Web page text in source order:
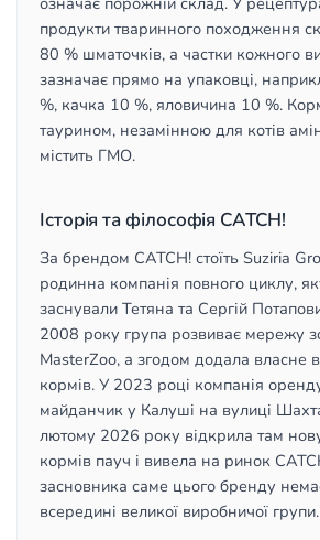
продукти тваринного походження
80 % шматочків, а частки кожного
зазначає прямо на упаковці,
%, качка 10 %, яловичина 10 %.
таурином, незамінною для котів
містить ГМО.
Історія та філософія CATCH!
За брендом CATCH! стоїть Suziria
родинна компанія повного циклу,
заснували Тетяна та Сергій
2008 року група розвиває мережу
MasterZoo, а згодом додала власне
кормів. У 2023 році компанія
майданчик у Калуші на вулиці
лютому 2026 року відкрила там
кормів пауч і вивела на ринок
засновника саме цього бренду
всередині великої виробничої групи.